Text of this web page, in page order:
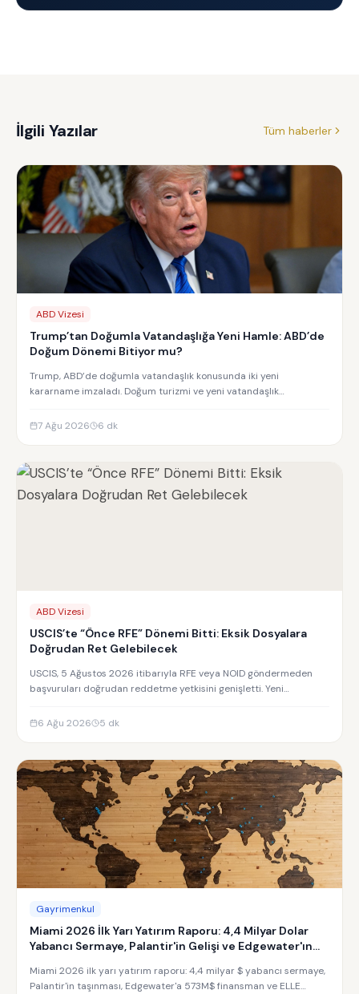
İlgili Yazılar Tüm haberler
ABD Vizesi
Trump’tan Doğumla Vatandaşlığa Yeni Hamle: ABD’de
Doğum Dönemi Bitiyor mu?
Trump, ABD’de doğumla vatandaşlık konusunda iki yeni
kararname imzaladı. Doğum turizmi ve yeni vatandaşlık
7 Ağu 2026
6 dk
ABD Vizesi
USCIS’te “Önce RFE” Dönemi Bitti: Eksik Dosyalara
Doğrudan Ret Gelebilecek
USCIS, 5 Ağustos 2026 itibarıyla RFE veya NOID göndermeden
başvuruları doğrudan reddetme yetkisini genişletti. Yeni
6 Ağu 2026
5 dk
Gayrimenkul
Miami 2026 İlk Yarı Yatırım Raporu: 4,4 Milyar Dolar
Yabancı Sermaye, Palantir'in Gelişi ve Edgewater'ın
Miami 2026 ilk yarı yatırım raporu: 4,4 milyar $ yabancı sermaye,
Palantir'in taşınması, Edgewater'a 573M$ finansman ve ELLE